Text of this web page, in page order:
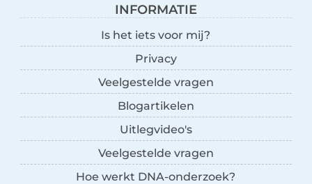
INFORMATIE
Is het iets voor mij?
Privacy
Veelgestelde vragen
Blogartikelen
Uitlegvideo's
Veelgestelde vragen
Hoe werkt DNA-onderzoek?